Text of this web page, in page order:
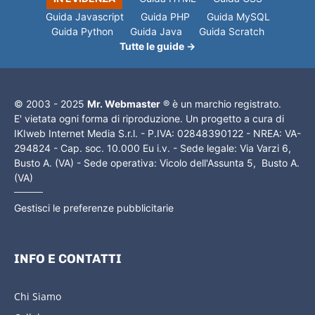
Guida Javascript
Guida PHP
Guida MySQL
Guida Python
Guida Java
Guida Scratch
Tutte le guide →
© 2003 - 2025 Mr. Webmaster ® è un marchio registrato.
E' vietata ogni forma di riproduzione. Un progetto a cura di
IKIweb Internet Media S.r.l. - P.IVA: 02848390122 - NREA: VA-
294824 - Cap. soc. 10.000 Eu i.v. - Sede legale: Via Varzi 6,
Busto A. (VA) - Sede operativa: Vicolo dell'Assunta 5, Busto A.
(VA)
Gestisci le preferenze pubblicitarie
INFO E CONTATTI
Chi Siamo